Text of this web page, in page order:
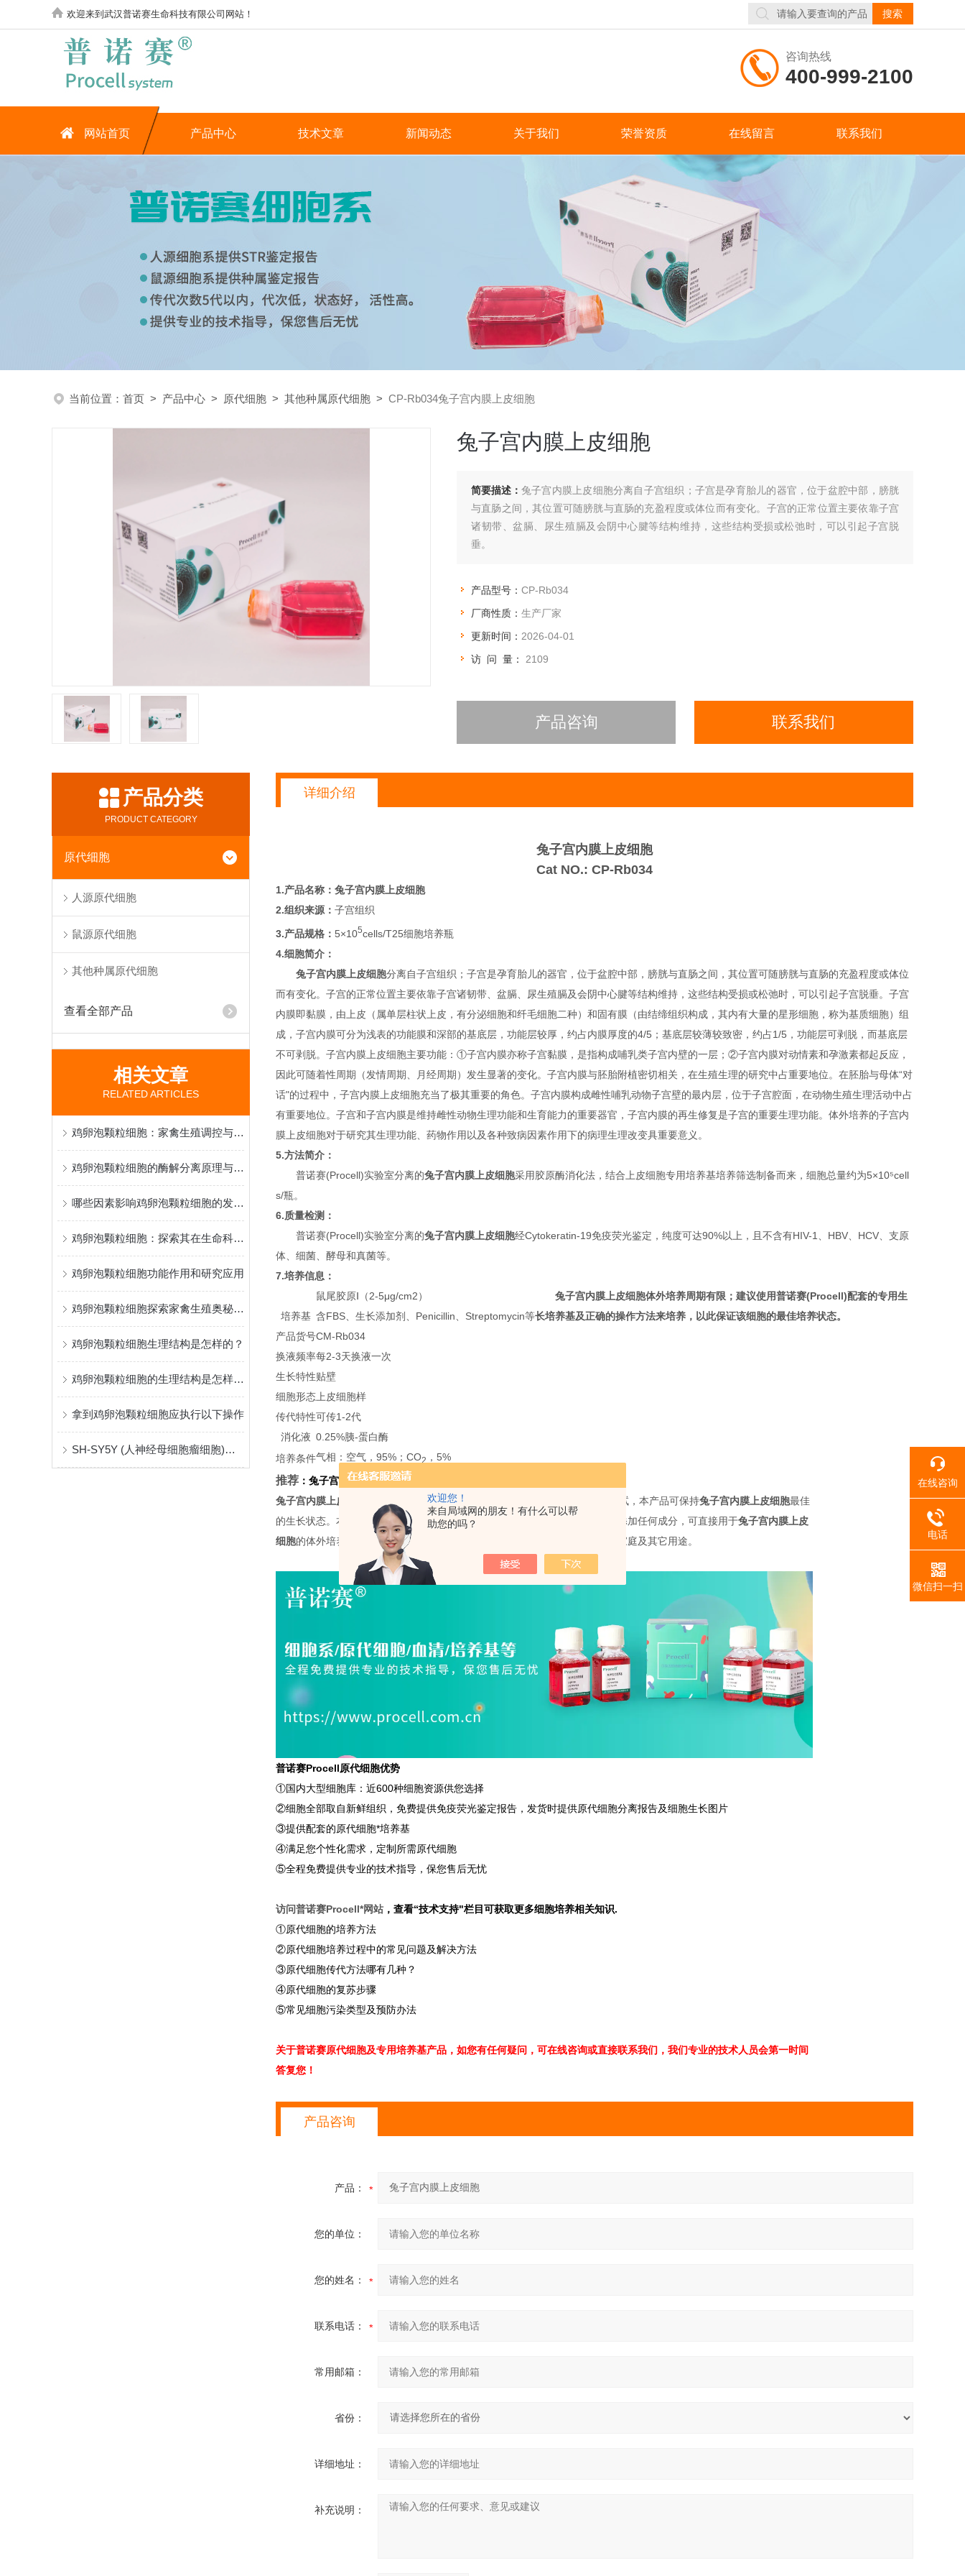
欢迎您！
来自局域网的朋友！有什么可以帮
助您的吗？
欢迎来到武汉普诺赛生命科技有限公司网站！
咨询热线
400-999-2100
网站首页 产品中心 技术文章 新闻动态 关于我们 荣誉资质 在线留言 联系我们
当前位置： 首页 > 产品中心 > 原代细胞 > 其他种属原代细胞 > CP-Rb034兔子宫内膜上皮细胞
兔子宫内膜上皮细胞
简要描述： 兔子宫内膜上皮细胞分离自子宫组织；子宫是孕育胎儿的器官，位于盆腔中部，膀胱
与直肠之间，其位置可随膀胱与直肠的充盈程度或体位而有变化。子宫的正常位置主要依靠子宫
诸韧带、盆膈、尿生殖膈及会阴中心腱等结构维持，这些结构受损或松弛时，可以引起子宫脱
垂。
产品型号： CP-Rb034
厂商性质： 生产厂家
更新时间： 2026-04-01
访 问 量： 2109
产品咨询 联系我们
产品分类
PRODUCT CATEGORY
原代细胞
人源原代细胞
鼠源原代细胞
其他种属原代细胞
查看全部产品
相关文章
RELATED ARTICLES
鸡卵泡颗粒细胞：家禽生殖调控与卵巢功能研究的特色模型
鸡卵泡颗粒细胞的酶解分离原理与生殖激素调控研究应用
哪些因素影响鸡卵泡颗粒细胞的发育与质量？
鸡卵泡颗粒细胞：探索其在生命科学中的奥秘与应用
鸡卵泡颗粒细胞功能作用和研究应用
鸡卵泡颗粒细胞探索家禽生殖奥秘的细胞钥匙
鸡卵泡颗粒细胞生理结构是怎样的？
鸡卵泡颗粒细胞的生理结构是怎样的？
拿到鸡卵泡颗粒细胞应执行以下操作
SH-SY5Y (人神经母细胞瘤细胞)：了解疾病，探索治疗
详细介绍
兔子宫内膜上皮细胞
Cat NO.: CP-Rb034
1.产品名称： 兔子宫内膜上皮细胞
2.组织来源： 子宫组织
3.产品规格： 5×105cells/T25细胞培养瓶
4.细胞简介：
兔子宫内膜上皮细胞分离自子宫组织；子宫是孕育胎儿的器官，位于盆腔中部，膀胱与直肠之间，其位置可随膀胱与直肠的充盈程度或体位
而有变化。子宫的正常位置主要依靠子宫诸韧带、盆膈、尿生殖膈及会阴中心腱等结构维持，这些结构受损或松弛时，可以引起子宫脱垂。子宫
内膜即黏膜，由上皮（属单层柱状上皮，有分泌细胞和纤毛细胞二种）和固有膜（由结缔组织构成，其内有大量的星形细胞，称为基质细胞）组
成，子宫内膜可分为浅表的功能膜和深部的基底层，功能层较厚，约占内膜厚度的4/5；基底层较薄较致密，约占1/5，功能层可剥脱，而基底层
不可剥脱。子宫内膜上皮细胞主要功能：①子宫内膜亦称子宫黏膜，是指构成哺乳类子宫内壁的一层；②子宫内膜对动情素和孕激素都起反应，
因此可随着性周期（发情周期、月经周期）发生显著的变化。子宫内膜与胚胎附植密切相关，在生殖生理的研究中占重要地位。在胚胎与母体“对
话"的过程中，子宫内膜上皮细胞充当了极其重要的角色。子宫内膜构成雌性哺乳动物子宫壁的最内层，位于子宫腔面，在动物生殖生理活动中占
有重要地位。子宫和子宫内膜是维持雌性动物生理功能和生育能力的重要器官，子宫内膜的再生修复是子宫的重要生理功能。体外培养的子宫内
膜上皮细胞对于研究其生理功能、药物作用以及各种致病因素作用下的病理生理改变具重要意义。
5.方法简介：
普诺赛(Procell)实验室分离的兔子宫内膜上皮细胞采用胶原酶消化法，结合上皮细胞专用培养基培养筛选制备而来，细胞总量约为5×10⁵cell
s/瓶。
6.质量检测：
普诺赛(Procell)实验室分离的兔子宫内膜上皮细胞经Cytokeratin-19免疫荧光鉴定，纯度可达90%以上，且不含有HIV-1、HBV、HCV、支原
体、细菌、酵母和真菌等。
7.培养信息：
鼠尾胶原Ⅰ（2-5μg/cm2）
培养基 含FBS、生长添加剂、Penicillin、Streptomycin等
产品货号CM-Rb034
换液频率每2-3天换液一次
生长特性贴壁
细胞形态 上皮细胞样
传代特性可传1-2代
消化液 0.25%胰-蛋白酶
培养条件气相：空气，95%；CO2 ，5%
兔子宫内膜上皮细胞体外培养周期有限；建议使用普诺赛(Procell)配套的专用生
长培养基及正确的操作方法来培养，以此保证该细胞的最佳培养状态。
推荐 ： 兔子宫内膜上皮细胞*培养基
兔子宫内膜上皮细胞
*培养基由普诺赛(Procell)技术团队精心优化，经过长期测试，本产品可保持兔子宫内膜上皮细胞最佳
的生长状态。本产品中已包含兔子宫内膜上皮细胞 生长所需的各种成分，无需添加任何成分，可直接用于兔子宫内膜上皮
细胞的体外培养。本产品仅供进一步科研使用，不得用于诊断、治疗、临床、家庭及其它用途。
普诺赛Procell原代细胞优势
①国内大型细胞库：近600种细胞资源供您选择
②细胞全部取自新鲜组织，免费提供免疫荧光鉴定报告，发货时提供原代细胞分离报告及细胞生长图片
③提供配套的原代细胞*培养基
④满足您个性化需求，定制所需原代细胞
⑤全程免费提供专业的技术指导，保您售后无忧
访问普诺赛Procell*网站 ，查看“技术支持"栏目可获取更多细胞培养相关知识.
①原代细胞的培养方法
②原代细胞培养过程中的常见问题及解决方法
③原代细胞传代方法哪有几种？
④原代细胞的复苏步骤
⑤常见细胞污染类型及预防办法
关于普诺赛原代细胞及专用培养基产品，如您有任何疑问，可在线咨询或直接联系我们，我们专 业的技术人员会第一时间
答复您！
产品咨询
产品：
您的单位：
您的姓名：
联系电话：
常用邮箱：
省份：
详细地址：
补充说明：
在线咨询
电话
微信扫一扫